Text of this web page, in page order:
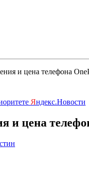
и цена телефона
Яндекс.Новости
и цена